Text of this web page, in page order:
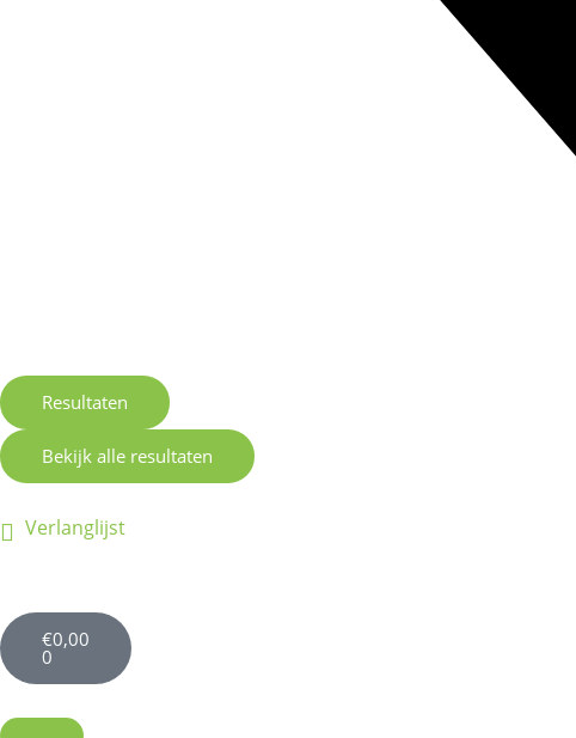
Resultaten
Bekijk alle resultaten
Verlanglijst
€0,00
0
Winkelwagen